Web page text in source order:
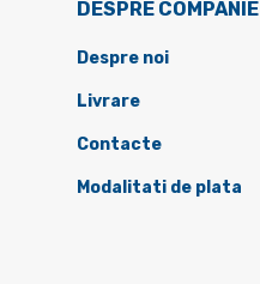
DESPRE COMPANIE
Despre noi
Livrare
Contacte
Modalitati de plata